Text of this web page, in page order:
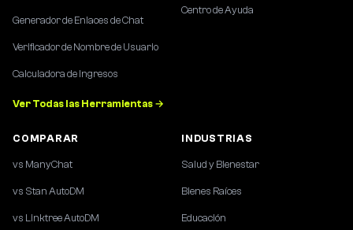
Generador de Enlaces de Chat
Verificador de Nombre de Usuario
Calculadora de Ingresos
Ver Todas las Herramientas →
Centro de Ayuda
COMPARAR
vs ManyChat
vs Stan AutoDM
vs Linktree AutoDM
INDUSTRIAS
Salud y Bienestar
Bienes Raíces
Educación